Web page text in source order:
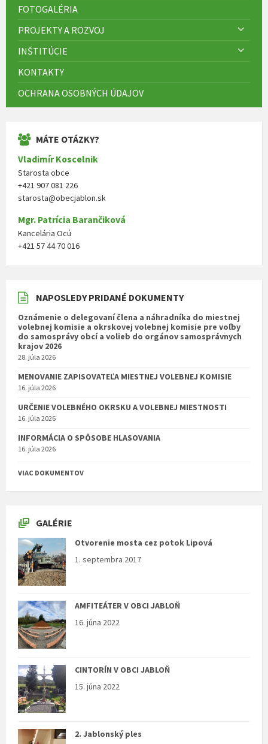
FOTOGALÉRIA
PROJEKTY A ROZVOJ
INŠTITÚCIE
KONTAKTY
OCHRANA OSOBNÝCH ÚDAJOV
MÁTE OTÁZKY?
Vladimír Koscelnik
Starosta obce
+421 907 081 226
starosta@obecjablon.sk
Mgr. Patrícia Barančiková
Kancelária Ocú
+421 57 44 70 016
NAPOSLEDY PRIDANÉ DOKUMENTY
Oznámenie o delegovaní člena a náhradníka do miestnej
volebnej komisie a okrskovej volebnej komisie pre voľby
do samosprávy obcí a volieb do orgánov samosprávnych
krajov 2026
28. júla 2026
MENOVANIE ZAPISOVATEĽA MIESTNEJ VOLEBNEJ KOMISIE
16. júla 2026
URČENIE VOLEBNÉHO OKRSKU A VOLEBNEJ MIESTNOSTI
16. júla 2026
INFORMÁCIA O SPÔSOBE HLASOVANIA
16. júla 2026
VIAC DOKUMENTOV
GALÉRIE
Otvorenie mosta cez potok Lipová
1. septembra 2017
AMFITEÁTER V OBCI JABLOŇ
16. júna 2022
CINTORÍN V OBCI JABLOŇ
15. júna 2022
2. Jablonský ples